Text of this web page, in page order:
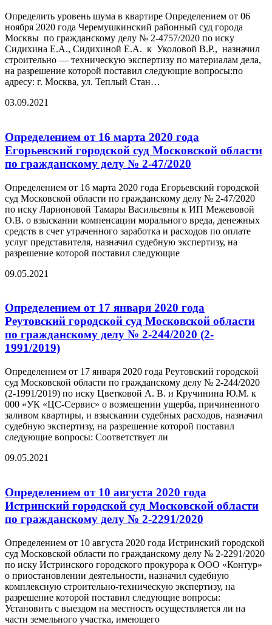
Определить уровень шума в квартире Определением от 06
ноября 2020 года Черемушкинский районный суд города
Москвы по гражданскому делу № 2-4757/2020 по иску
Сидихина Е.А., Сидихиной Е.А. к Уколовой В.Р., назначил
строительно — техническую экспертизу по материалам дела,
на разрешение которой поставил следующие вопросы:по
адресу: г. Москва, ул. Теплый Стан…
03.09.2021
Определением от 16 марта 2020 года
Егорьевский городской суд Московской области
по гражданскому делу № 2-47/2020
Определением от 16 марта 2020 года Егорьевский городской
суд Московской области по гражданскому делу № 2-47/2020
по иску Ларионовой Тамары Васильевны к ИП Межевовой
О.В. о взыскании компенсации морального вреда, денежных
средств в счет утраченного заработка и расходов по оплате
услуг представителя, назначил судебную экспертизу, на
разрешение которой поставил следующие
09.05.2021
Определением от 17 января 2020 года
Реутовский городской суд Московской области
по гражданскому делу № 2-244/2020 (2-
1991/2019)
Определением от 17 января 2020 года Реутовский городской
суд Московской области по гражданскому делу № 2-244/2020
(2-1991/2019) по иску Цветковой А. В. и Кручинина Ю.М. к
000 «УК «ЦС-Сервис» о возмещении ущерба, причиненного
заливом квартиры, и взыскании судебных расходов, назначил
судебную экспертизу, на разрешение которой поставил
следующие вопросы: Соответствует ли
09.05.2021
Определением от 10 августа 2020 года
Истринский городской суд Московской области
по гражданскому делу № 2-2291/2020
Определением от 10 августа 2020 года Истринский городской
суд Московской области по гражданскому делу № 2-2291/2020
по иску Истринского городского прокурора к ООО «Контур»
о приостановлении деятельности, назначил судебную
комплексную строительно-техническую экспертизу, на
разрешение которой поставил следующие вопросы:
Установить с выездом на местность осуществляется ли на
части земельного участка, имеющего